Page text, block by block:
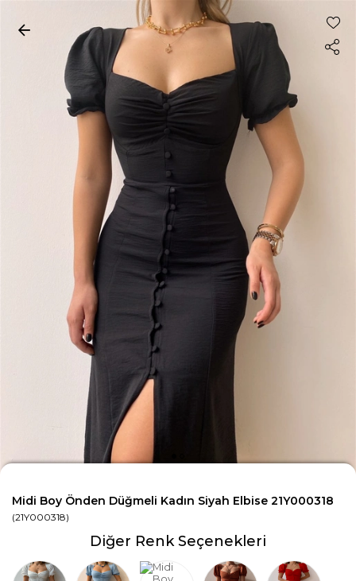
Midi Boy Önden Düğmeli Kadın Siyah Elbise 21Y000318
(21Y000318)
Diğer Renk Seçenekleri